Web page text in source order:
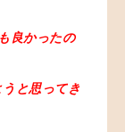
良かったの
と思ってき